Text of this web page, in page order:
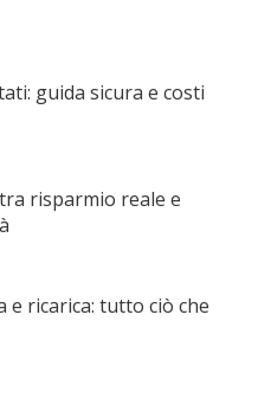
guida sicura e costi
risparmio reale e
ricarica: tutto ciò che